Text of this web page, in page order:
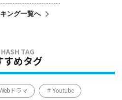
ング一覧へ
すめタグ
ドラマ Youtube